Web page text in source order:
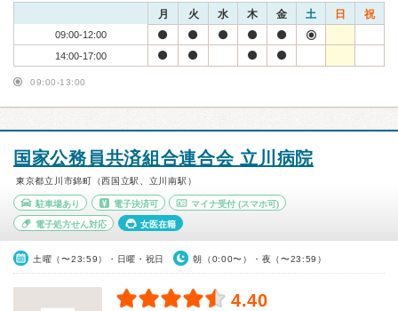
月 火 水 木 金 土 日 祝
09:00-12:00
14:00-17:00
09:00-13:00
国家公務員共済組合連合会 立川病院
東京都立川市錦町（西国立駅、立川南駅）
駐車場あり 電子決済可 マイナ受付 (スマホ可)
電子処方せん対応 女医在籍
土曜（〜23:59）・日曜・祝日 朝（0:00〜）・夜（〜23:59）
4.40